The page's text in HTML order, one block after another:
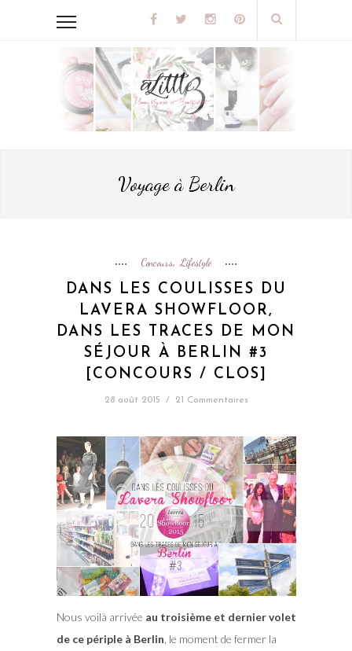
Voyage à Berlin
Concours, Lifestyle
DANS LES COULISSES DU
LAVERA SHOWFLOOR,
DANS LES TRACES DE MON
SÉJOUR À BERLIN #3
[CONCOURS / CLOS]
28 août 2015 / 21 Commentaires
Nous voilà arrivée au troisième et dernier volet
de ce périple à Berlin , le moment de fermer la